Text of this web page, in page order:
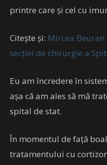
printre care și cel cu
Citește și: Mircea
secției de chirurgie a
Eu am încredere în
așa că am ales să mă
spital de stat.
În momentul de față
tratamentului cu